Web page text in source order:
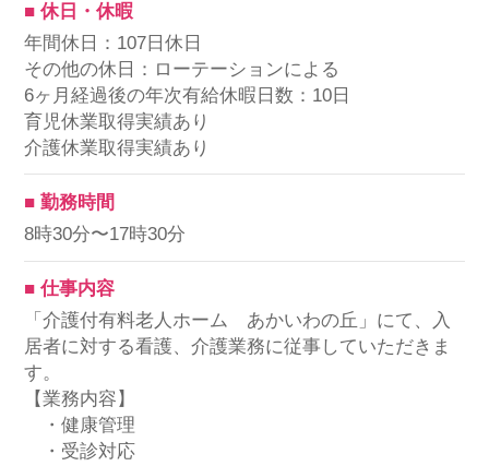
■ 休日・休暇
年間休日：107日休日
その他の休日：ローテーションによる
6ヶ月経過後の年次有給休暇日数：10日
育児休業取得実績あり
介護休業取得実績あり
■ 勤務時間
8時30分〜17時30分
■ 仕事内容
「介護付有料老人ホーム あかいわの丘」にて、入
居者に対する看護、介護業務に従事していただきま
す。
【業務内容】
・健康管理
・受診対応